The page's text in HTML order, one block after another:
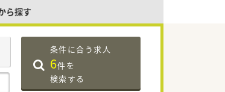
ら探す
条件に合う求人
6件を
検索する